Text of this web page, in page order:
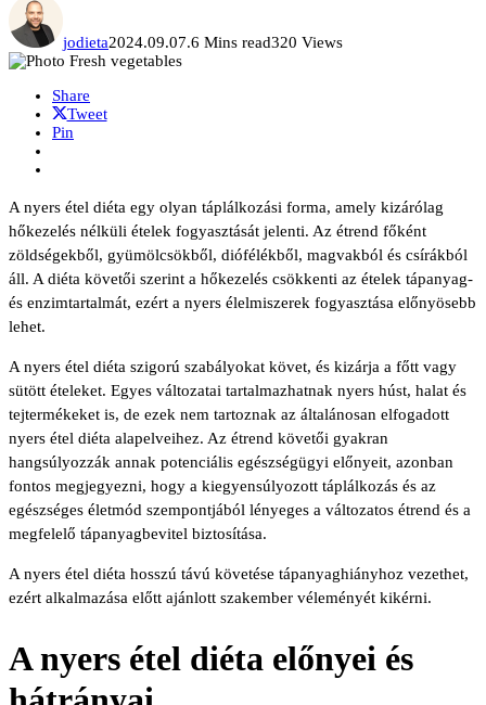
jodieta2024.09.07.6 Mins read320 Views
Share
Tweet
Pin
A nyers étel diéta egy olyan táplálkozási forma, amely kizárólag
hőkezelés nélküli ételek fogyasztását jelenti. Az étrend főként
zöldségekből, gyümölcsökből, diófélékből, magvakból és csírákból
áll. A diéta követői szerint a hőkezelés csökkenti az ételek tápanyag-
és enzimtartalmát, ezért a nyers élelmiszerek fogyasztása előnyösebb
lehet.
A nyers étel diéta szigorú szabályokat követ, és kizárja a főtt vagy
sütött ételeket. Egyes változatai tartalmazhatnak nyers húst, halat és
tejtermékeket is, de ezek nem tartoznak az általánosan elfogadott
nyers étel diéta alapelveihez. Az étrend követői gyakran
hangsúlyozzák annak potenciális egészségügyi előnyeit, azonban
fontos megjegyezni, hogy a kiegyensúlyozott táplálkozás és az
egészséges életmód szempontjából lényeges a változatos étrend és a
megfelelő tápanyagbevitel biztosítása.
A nyers étel diéta hosszú távú követése tápanyaghiányhoz vezethet,
ezért alkalmazása előtt ajánlott szakember véleményét kikérni.
A nyers étel diéta előnyei és